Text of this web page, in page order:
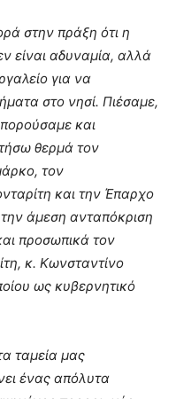
στην πράξη ότι η
είναι αδυναμία, αλλά
για να
στο νησί. Πιέσαμε,
και
θερμά τον
τον
και την Έπαρχο
άμεση ανταπόκριση
προσωπικά τον
κ. Κωνσταντίνο
ως κυβερνητικό
ταμεία μας
ένας απόλυτα